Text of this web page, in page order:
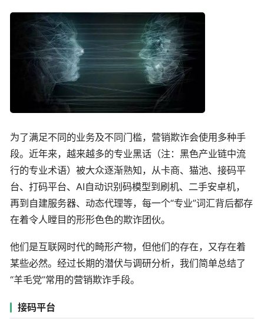
为了满足不同的业务及不同门槛，营销欺诈会使用多种手
段。近年来，越来越多的专业黑话（注：黑色产业链中流
行的专业术语）被大众逐渐熟知，从卡商、猫池、接码平
台、打码平台、AI自动识别码模型到刷机、二手安卓机，
再到自建服务器、动态代理等，每一个“专业”词汇背后都存
在着令人瞠目的形形色色的欺诈团伙。
他们是互联网时代的畸形产物，但他们的存在，又存在着
某些必然。经过长期的潜伏与调研分析，我们简单总结了
“羊毛党”常用的营销欺诈手段。
接码平台